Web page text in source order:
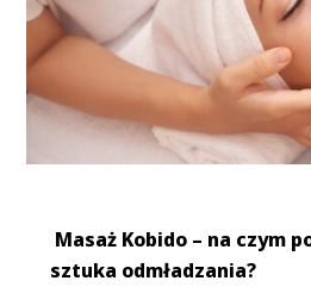
Masaż Kobido – na czym
sztuka odmładzania?